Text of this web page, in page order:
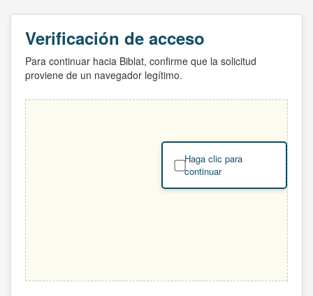
Verificación de acceso
Para continuar hacia Biblat, confirme que la solicitud
proviene de un navegador legítimo.
Haga clic para
continuar